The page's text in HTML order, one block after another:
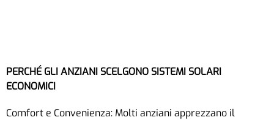
PERCHÉ GLI ANZIANI SCELGONO SISTEMI SOLARI
ECONOMICI
Comfort e Convenienza: Molti anziani apprezzano il